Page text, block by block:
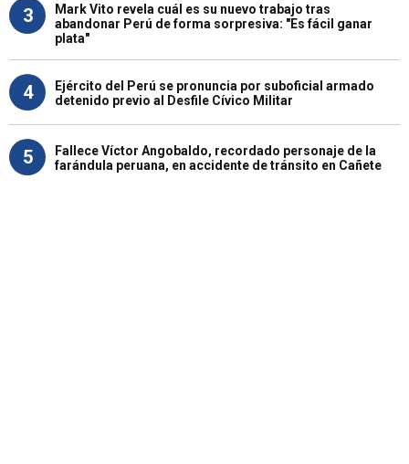
3
Mark Vito revela cuál es su nuevo trabajo tras
abandonar Perú de forma sorpresiva: "Es fácil ganar
plata"
4
Ejército del Perú se pronuncia por suboficial armado
detenido previo al Desfile Cívico Militar
5
Fallece Víctor Angobaldo, recordado personaje de la
farándula peruana, en accidente de tránsito en Cañete